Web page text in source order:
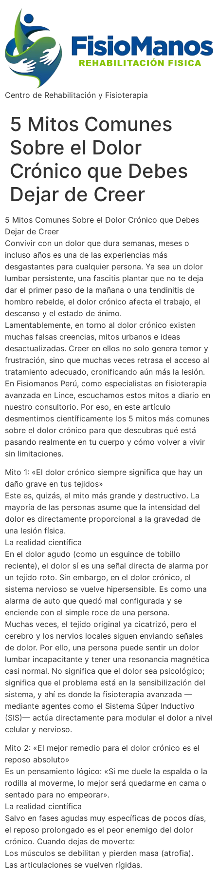
Centro de Rehabilitación y Fisioterapia
5 Mitos Comunes
Sobre el Dolor
Crónico que Debes
Dejar de Creer
5 Mitos Comunes Sobre el Dolor Crónico que Debes
Dejar de Creer
Convivir con un dolor que dura semanas, meses o
incluso años es una de las experiencias más
desgastantes para cualquier persona. Ya sea un dolor
lumbar persistente, una fascitis plantar que no te deja
dar el primer paso de la mañana o una tendinitis de
hombro rebelde, el dolor crónico afecta el trabajo, el
descanso y el estado de ánimo.
Lamentablemente, en torno al dolor crónico existen
muchas falsas creencias, mitos urbanos e ideas
desactualizadas. Creer en ellos no solo genera temor y
frustración, sino que muchas veces retrasa el acceso al
tratamiento adecuado, cronificando aún más la lesión.
En Fisiomanos Perú, como especialistas en fisioterapia
avanzada en Lince, escuchamos estos mitos a diario en
nuestro consultorio. Por eso, en este artículo
desmentimos científicamente los 5 mitos más comunes
sobre el dolor crónico para que descubras qué está
pasando realmente en tu cuerpo y cómo volver a vivir
sin limitaciones.
Mito 1: «El dolor crónico siempre significa que hay un
daño grave en tus tejidos»
Este es, quizás, el mito más grande y destructivo. La
mayoría de las personas asume que la intensidad del
dolor es directamente proporcional a la gravedad de
una lesión física.
La realidad científica
En el dolor agudo (como un esguince de tobillo
reciente), el dolor sí es una señal directa de alarma por
un tejido roto. Sin embargo, en el dolor crónico, el
sistema nervioso se vuelve hipersensible. Es como una
alarma de auto que quedó mal configurada y se
enciende con el simple roce de una persona.
Muchas veces, el tejido original ya cicatrizó, pero el
cerebro y los nervios locales siguen enviando señales
de dolor. Por ello, una persona puede sentir un dolor
lumbar incapacitante y tener una resonancia magnética
casi normal. No significa que el dolor sea psicológico;
significa que el problema está en la sensibilización del
sistema, y ahí es donde la fisioterapia avanzada —
mediante agentes como el Sistema Súper Inductivo
(SIS)— actúa directamente para modular el dolor a nivel
celular y nervioso.
Mito 2: «El mejor remedio para el dolor crónico es el
reposo absoluto»
Es un pensamiento lógico: «Si me duele la espalda o la
rodilla al moverme, lo mejor será quedarme en cama o
sentado para no empeorar».
La realidad científica
Salvo en fases agudas muy específicas de pocos días,
el reposo prolongado es el peor enemigo del dolor
crónico. Cuando dejas de moverte:
Los músculos se debilitan y pierden masa (atrofia).
Las articulaciones se vuelven rígidas.